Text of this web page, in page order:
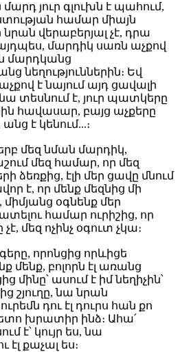
յուր գլուխն է պահում,
համար միայն
նրան վերաբերյալ չէ, դրա
մարդիկ սառն աչքով
մարդկանց
նեղություններին։ Եվ
է նայում այդ ցավալի
տեսնում է, յուր պատկերը
հավասար, բայց աչքերը
է կենում...։
մեզ նման մարդիկ,
մեզ համար, որ մեզ
ձեռքից, էլի մեր ցավը մնում
է, որ մենք մեզնից մի
միմյանց օգնենք մեր
համար ուրիշից, որ
մեզ ոչինչ օգուտ չկա։
որոնցից որևիցե
մենք, բոլորն էլ առանց
մինը՝ ասում է իմ նեղիչին՝
շյուղը, նա նրան
դու էլ դուրս հան քո
խրատիր ինձ։ Ահա՛
է՝ կույր ես, նա
քաչալ ես։